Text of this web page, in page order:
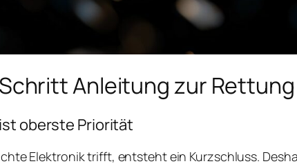
Anleitung zur Rettung
oberste Priorität
Elektronik trifft, entsteht ein Kurzschluss.